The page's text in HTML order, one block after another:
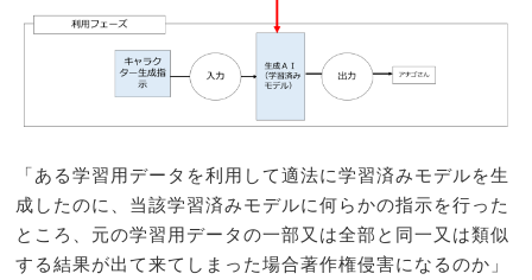
「ある学習用データを利用して適法に学習済みモデルを生
成したのに、当該学習済みモデルに何らかの指示を行った
ところ、元の学習用データの一部又は全部と同一又は類似
する結果が出て来てしまった場合著作権侵害になるのか」